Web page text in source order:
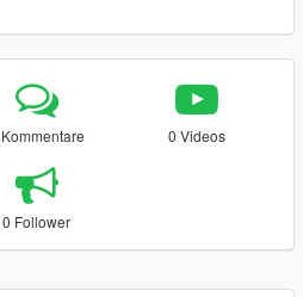
0 Videos
0 Follower